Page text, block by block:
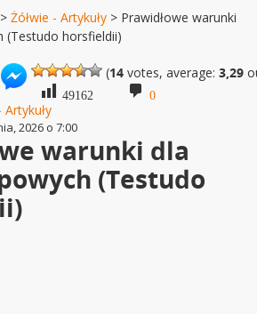
>Żółwie - Artykuły > Prawidłowe warunki
(Testudo horsfieldii)
(14 votes, average:3,29
49162 0
Artykuły
2026 o 7:00
warunki dla
(Testudo